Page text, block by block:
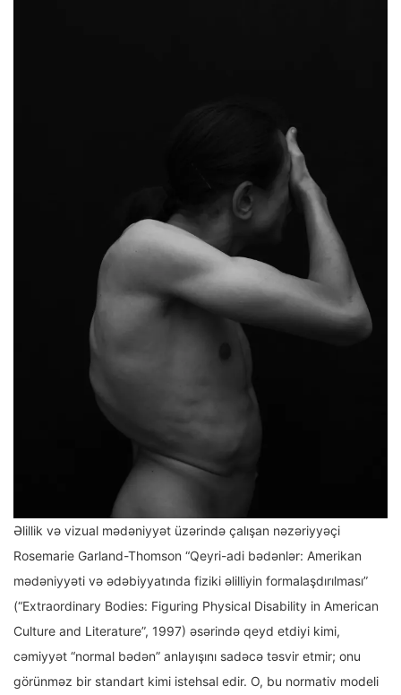
Əlillik və vizual mədəniyyət üzərində çalışan nəzəriyyəçi
Rosemarie Garland-Thomson “Qeyri-adi bədənlər: Amerikan
mədəniyyəti və ədəbiyyatında fiziki əlilliyin formalaşdırılması”
(“Extraordinary Bodies: Figuring Physical Disability in American
Culture and Literature”, 1997) əsərində qeyd etdiyi kimi,
cəmiyyət “normal bədən” anlayışını sadəcə təsvir etmir; onu
görünməz bir standart kimi istehsal edir. O, bu normativ modeli